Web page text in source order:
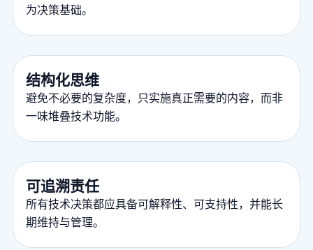
为决策基础。
结构化思维
避免不必要的复杂度，只实施真正需要的内容，而非
一味堆叠技术功能。
可追溯责任
所有技术决策都应具备可解释性、可支持性，并能长
期维持与管理。